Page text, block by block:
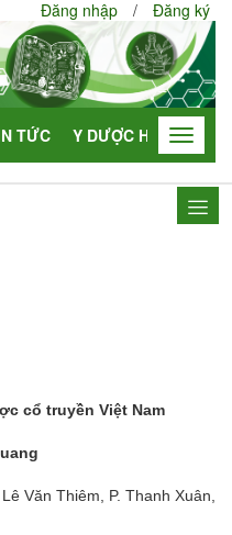
Đăng nhập / Đăng ký
TỨC Y DƯỢC HỌC Toggle
cổ truyền Việt Nam
Văn Thiêm, P. Thanh Xuân,